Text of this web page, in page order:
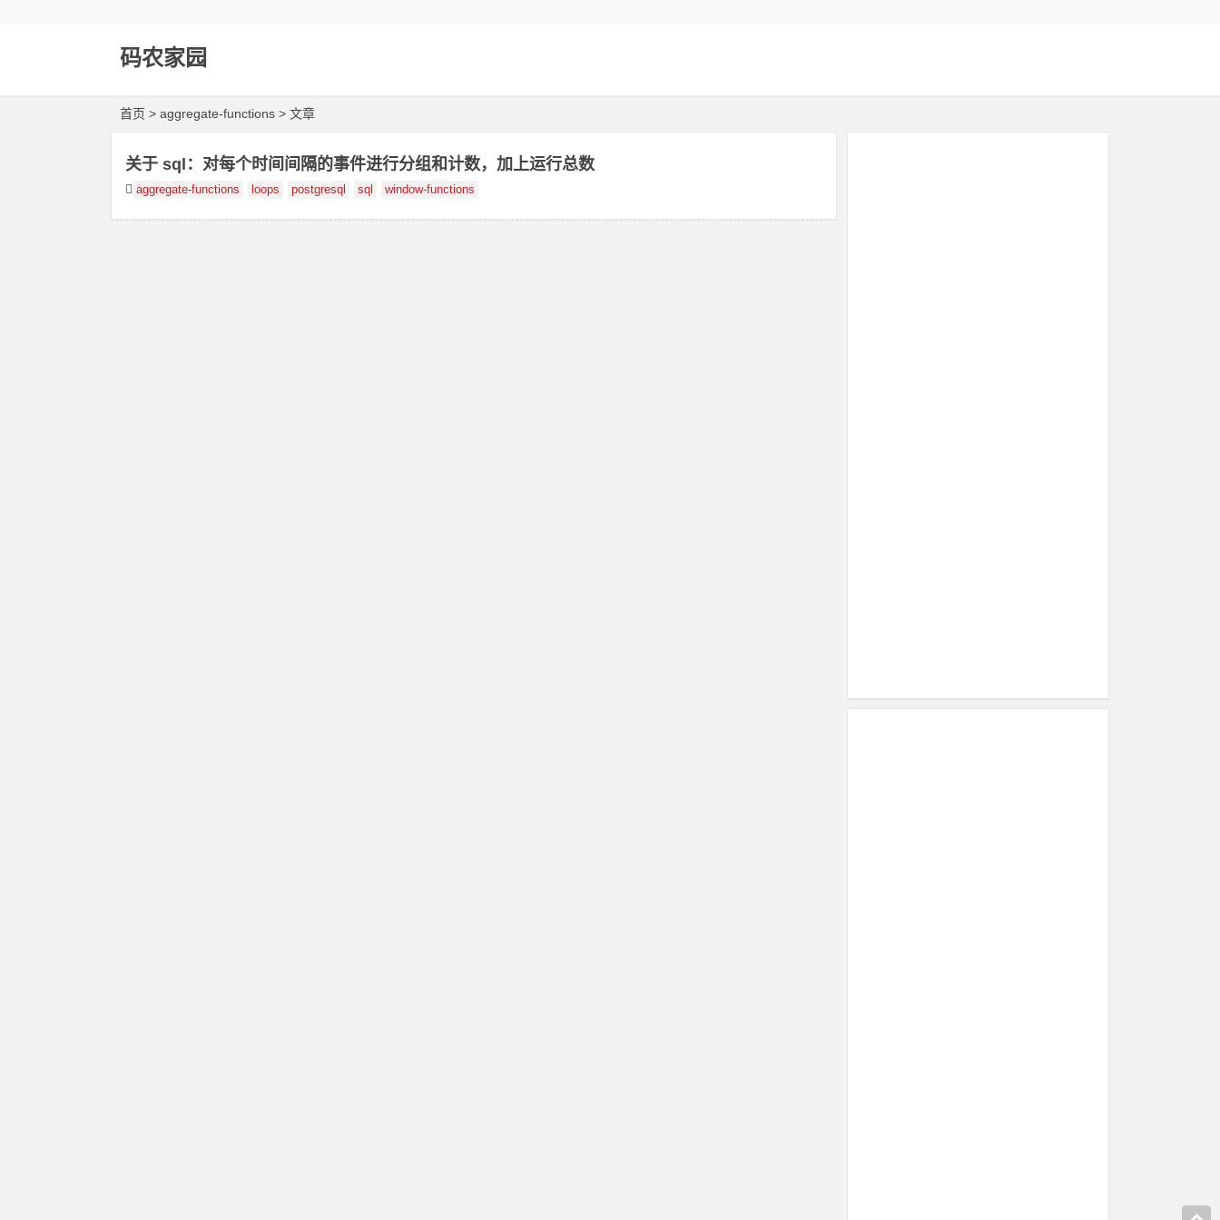
码农家园
首页 > aggregate-functions > 文章
关于 sql：对每个时间间隔的事件进行分组和计数，加上运行总数
aggregate-functions loops postgresql sql window-functions